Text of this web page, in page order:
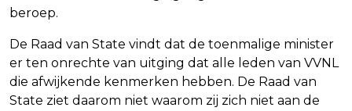
beroep.
De Raad van State vindt dat de toenmalige minister
er ten onrechte van uitging dat alle leden van VVNL
die afwijkende kenmerken hebben. De Raad van
State ziet daarom niet waarom zij zich niet aan de